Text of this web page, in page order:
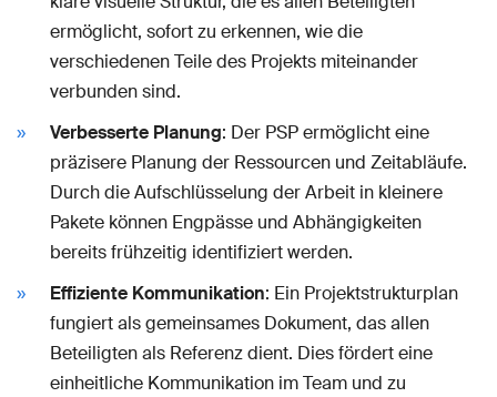
ermöglicht, sofort zu erkennen, wie die
verschiedenen Teile des Projekts miteinander
verbunden sind.
Verbesserte Planung: Der PSP ermöglicht eine
präzisere Planung der Ressourcen und Zeitabläufe.
Durch die Aufschlüsselung der Arbeit in kleinere
Pakete können Engpässe und Abhängigkeiten
bereits frühzeitig identifiziert werden.
Effiziente Kommunikation: Ein Projektstrukturplan
fungiert als gemeinsames Dokument, das allen
Beteiligten als Referenz dient. Dies fördert eine
einheitliche Kommunikation im Team und zu